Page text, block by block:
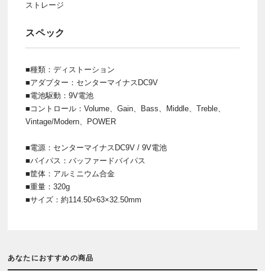
ストレージ
スペック
■種類：ディストーション
■アダプター：センターマイナスDC9V
■電池駆動：9V電池
■コントロール：Volume、Gain、Bass、Middle、Treble、
Vintage/Modern、POWER
■電源：センターマイナスDC9V / 9V電池
■バイパス：バッファードバイパス
■筐体：アルミニウム合金
■重量：320g
■サイズ：約114.50×63×32.50mm
あなたにおすすめの商品